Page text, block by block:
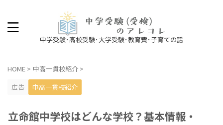
中学受験･高校受験･大学受験･教育費･子育ての話
HOME > 中高一貫校紹介 >
広告
中高一貫校紹介
立命館中学校はどんな学校？基本情報・